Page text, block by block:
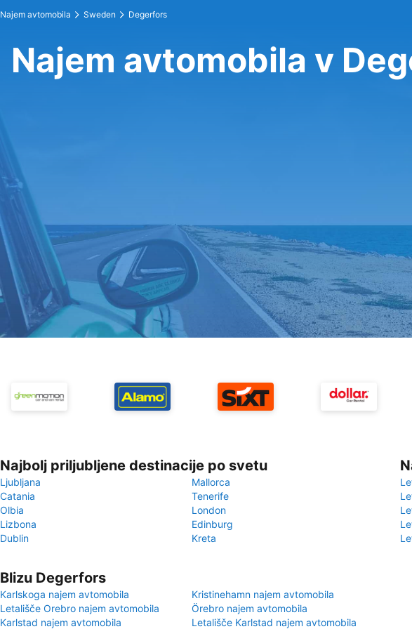
Najem avtomobila Sweden Degerfors
Najem avtomobila v
Najbolj priljubljene destinacije po svetu
Ljubljana
Mallorca
Catania
Tenerife
Olbia
London
Lizbona
Edinburg
Dublin
Kreta
Blizu Degerfors
Karlskoga najem avtomobila
Kristinehamn najem avtomobila
Letališče Orebro najem avtomobila
Örebro najem avtomobila
Karlstad najem avtomobila
Letališče Karlstad najem avtomobila